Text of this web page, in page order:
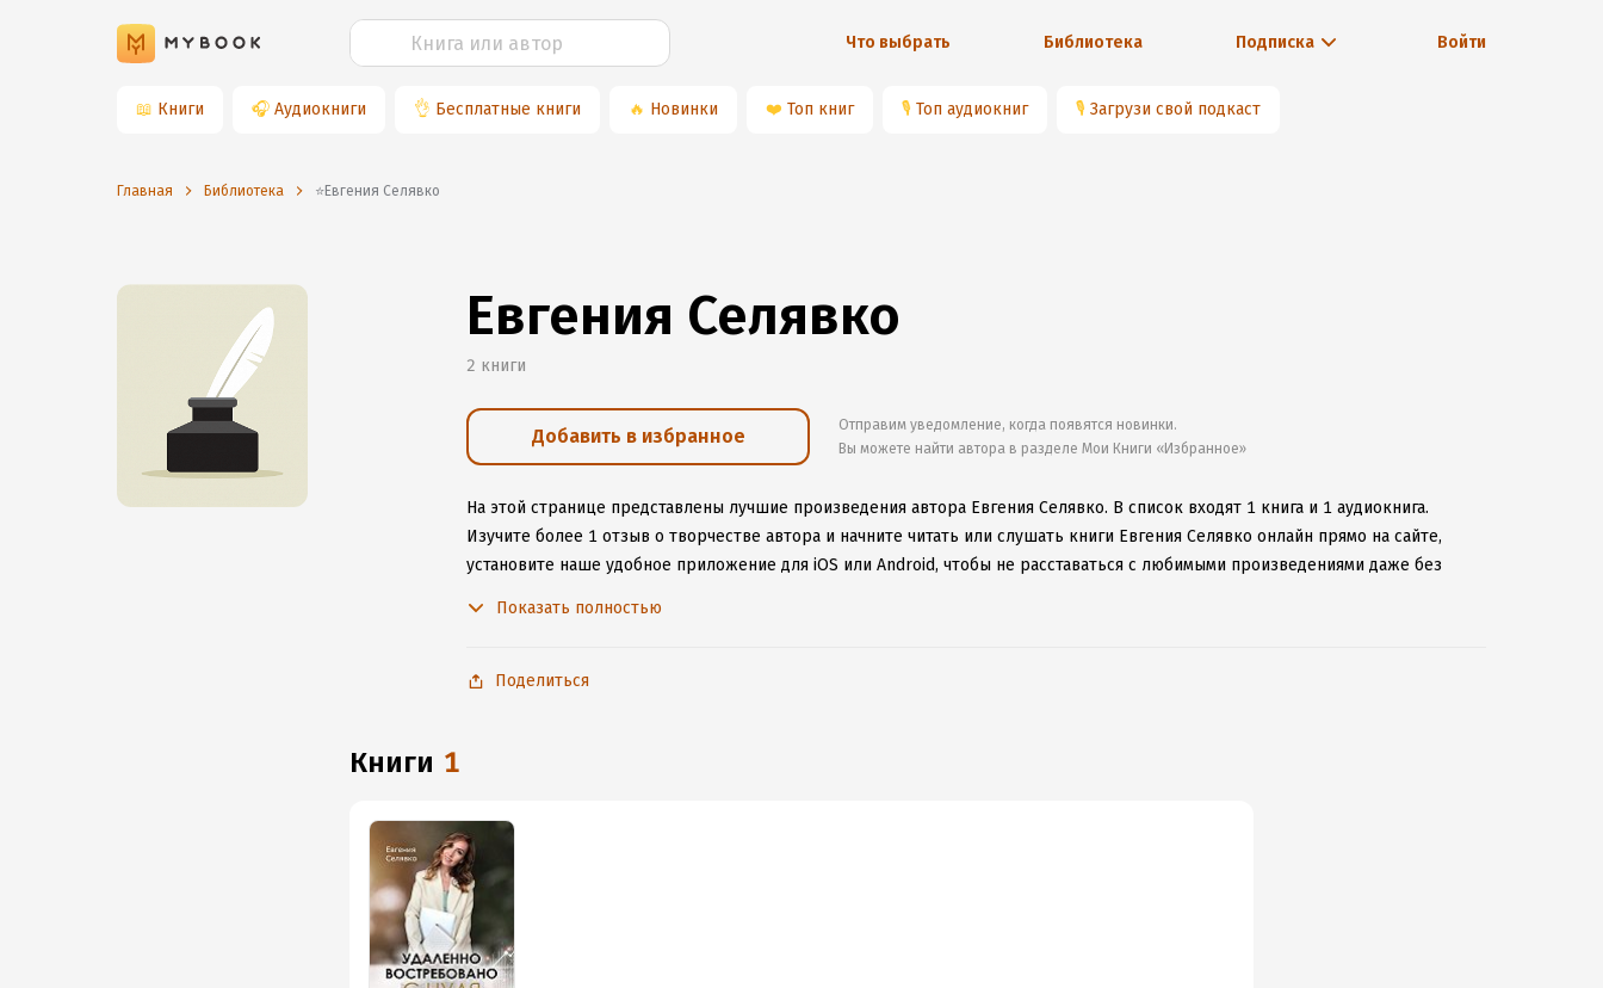
Что выбрать Библиотека Подписка Войти
📖 Книги 🎧 Аудиокниги 👌 Бесплатные книги 🔥 Новинки ❤️ Топ книг 🎙 Топ аудиокниг 🎙 Загрузи свой подкаст
Главная Библиотека ⭐️Евгения Селявко
Евгения Селявко
2 книги
Добавить в избранное
Отправим уведомление, когда появятся новинки.
Вы можете найти автора в разделе Мои Книги «Избранное»
На этой странице представлены лучшие произведения автора Евгения Селявко. В список входят 1 книга и 1 аудиокнига.
Изучите более 1 отзыв о творчестве автора и начните читать или слушать книги Евгения Селявко онлайн прямо на сайте,
установите наше удобное приложение для iOS или Android, чтобы не расставаться с любимыми произведениями даже без
Показать полностью
Поделиться
книги 1